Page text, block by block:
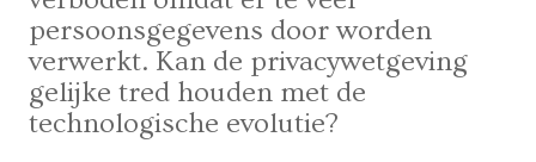
persoonsgegevens door worden
verwerkt. Kan de privacywetgeving
gelijke tred houden met de
technologische evolutie?